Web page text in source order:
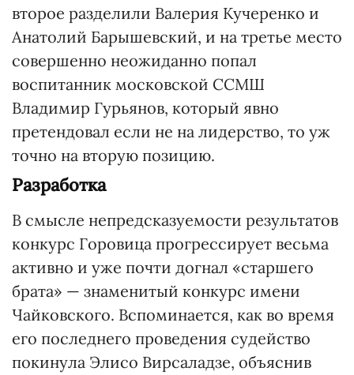
второе разделили Валерия Кучеренко и
Анатолий Барышевский, и на третье место
совершенно неожиданно попал
воспитанник московской ССМШ
Владимир Гурьянов, который явно
претендовал если не на лидерство, то уж
точно на вторую позицию.
Разработка
В смысле непредсказуемости результатов
конкурс Горовица прогрессирует весьма
активно и уже почти догнал «старшего
брата» — знаменитый конкурс имени
Чайковского. Вспоминается, как во время
его последнего проведения судейство
покинула Элисо Вирсаладзе, объяснив